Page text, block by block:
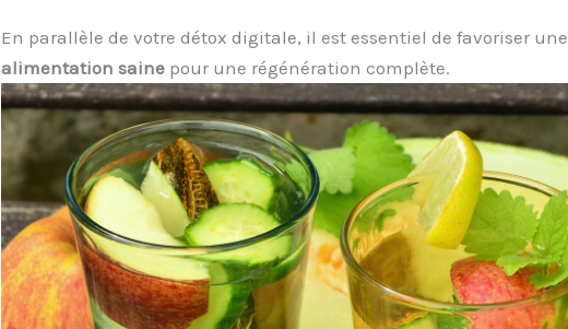
En parallèle de votre détox digitale, il est essentiel de favoriser une
alimentation sainepour une régénération complète.